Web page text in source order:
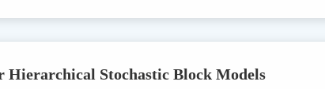
Hierarchical Stochastic Block Models